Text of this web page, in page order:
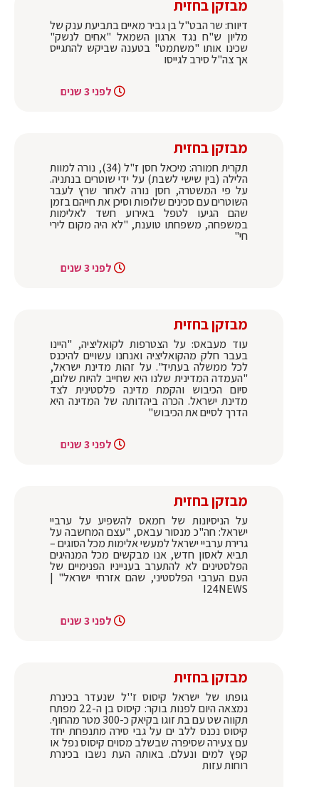
מבזקן בחזית
דיווח: שר הבט"ל בן גביר מאיים בתביעת ענק של
מליון ש"ח נגד ארגון השמאל "אחים לנשק"
שכינו אותו "משתמט" בטענה שביקש להתגייס
אך צה"ל סירב לגייסו
לפני 3 שנים
מבזקן בחזית
תקרית חמורה: מיכאל חסן ז"ל (34), נורה למוות
הלילה (בין שישי לשבת) על ידי שוטרים בנתניה.
על פי המשטרה, חסן נורה לאחר שרץ לעבר
השוטרים עם סכינים שלופות וסיכן את חייהם בזמן
שהם הגיעו לטפל באירוע חשד לאלימות
במשפחה, משפחתו טוענת, "לא היה מקום לירי
חי"
לפני 3 שנים
מבזקן בחזית
עוד מעבאס: על הצטרפות לקואליציה, "היינו
בעבר חלק מהקואליציה ואנחנו עשויים להיכנס
לכל ממשלה בעתיד". על זהות מדינת ישראל,
"העמדה המדינית שלנו היא שחייב להיות שלום,
סיום הכיבוש והקמת מדינה פלסטינית לצד
מדינת ישראל. הכרה ביהדותה של המדינה היא
הדרך לסיים את הכיבוש"
לפני 3 שנים
מבזקן בחזית
על הניסיונות של חמאס להשפיע על ערביי
ישראל: חה"כ מנסור עבאס, "עצם המחשבה על
גרירת ערביי ישראל למעשי אלימות מכל הסוגים –
תביא לאסון חדש, אנו מבקשים מכל המנהיגים
הפלסטינים לא להתערב בענייניו הפנימיים של
העם הערבי הפלסטיני, שהם אזרחי ישראל" |
I24NEWS
לפני 3 שנים
מבזקן בחזית
גופתו של ישראל קיסוס ז''ל שנעדר בכינרת
נמצאה היום לפנות בוקר: קיסוס בן ה-22 מפתח
תקווה שט עם בת זוגו בקיאק כ-300 מטר מהחוף.
קיסוס נכנס ללב ים על גבי סירה מתנפחת יחד
עם צעירה שסיפרה שבשלב מסוים קיסוס נפל או
קפץ למים ונעלם. באותה העת נשבו בכינרת
רוחות עזות